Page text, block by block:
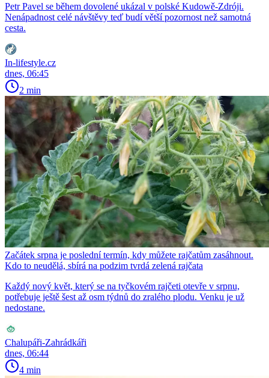
Petr Pavel se během dovolené ukázal v polské Kudowě-Zdróji.
Nenápadnost celé návštěvy teď budí větší pozornost než samotná
cesta.
In-lifestyle.cz
dnes, 06:45
2 min
Začátek srpna je poslední termín, kdy můžete rajčatům zasáhnout.
Kdo to neudělá, sbírá na podzim tvrdá zelená rajčata
Každý nový květ, který se na tyčkovém rajčeti otevře v srpnu,
potřebuje ještě šest až osm týdnů do zralého plodu. Venku je už
nedostane.
Chalupáři-Zahrádkáři
dnes, 06:44
4 min